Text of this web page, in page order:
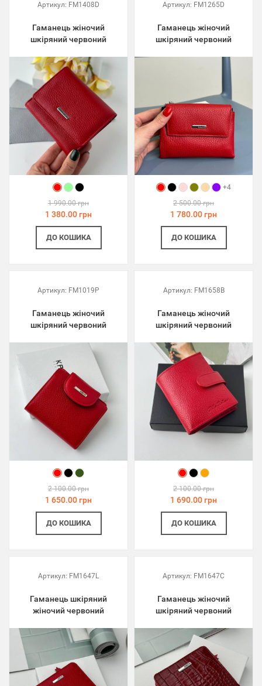
Артикул: FM1408D
Гаманець жіночий
шкіряний червоний
1 990.00 грн
1 380.00 грн
ДО КОШИКА
Артикул: FM1265D
Гаманець жіночий
шкіряний червоний
+4
2 500.00 грн
1 780.00 грн
ДО КОШИКА
Артикул: FM1019P
Гаманець жіночий
шкіряний червоний
2 100.00 грн
1 650.00 грн
ДО КОШИКА
Артикул: FM1658B
Гаманець жіночий
шкіряний червоний
2 100.00 грн
1 690.00 грн
ДО КОШИКА
Артикул: FM1647L
Гаманець шкіряний
жіночий червоний
Артикул: FM1647C
Гаманець жіночий
шкіряний червоний